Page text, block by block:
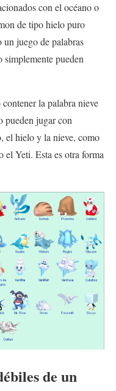
con el océano o
de tipo hielo puro
juego de palabras
pueden
la palabra nieve
pueden jugar con
el hielo y la nieve, como
Yeti. Esta es otra forma
de un